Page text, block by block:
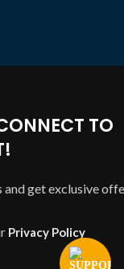
TO
get exclusive
Privacy Policy